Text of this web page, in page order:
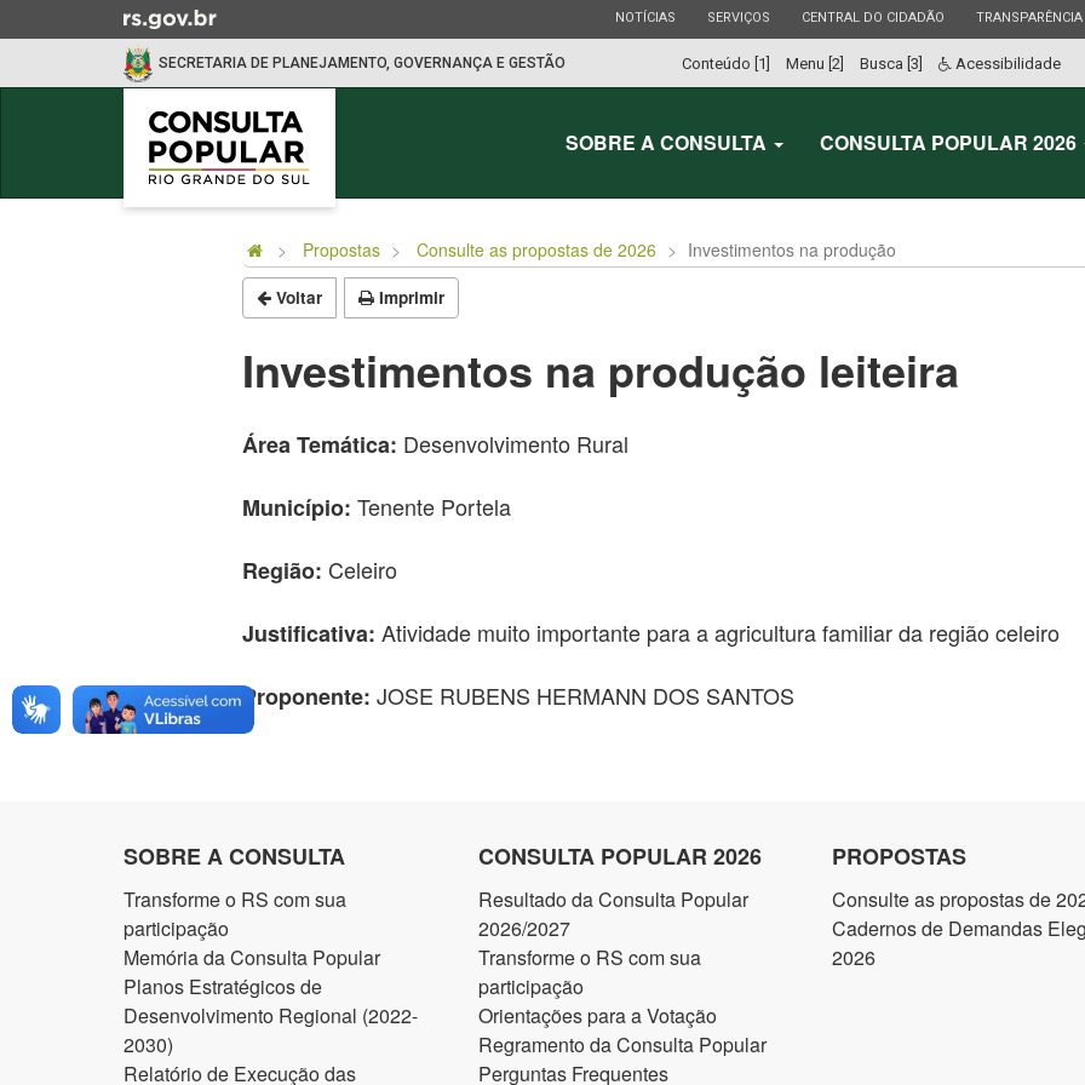
para
ESTADO
NOTÍCIAS ESTADO
SERVIÇOS ESTADO
CENTRAL DO CIDADÃO ESTADO
TRANSPARÊNCIA
SECRETARIA DE PLANEJAMENTO, GOVERNANÇA E GESTÃO Conteúdo [1] Menu [2] Busca [3] Acessibilidade
SOBRE A CONSULTA CONSULTA POPULAR 2026
Propostas Consulte as propostas de 2026 Investimentos na produção
Voltar Imprimir
Investimentos na produção leiteira
Área Temática: Desenvolvimento Rural
Município: Tenente Portela
Região: Celeiro
Justificativa: Atividade muito importante para a agricultura familiar da região celeiro
Proponente: JOSE RUBENS HERMANN DOS SANTOS
SOBRE A CONSULTA
Transforme o RS com sua
participação
Memória da Consulta Popular
Planos Estratégicos de
Desenvolvimento Regional (2022-
2030)
Relatório de Execução das
CONSULTA POPULAR 2026
Resultado da Consulta Popular
2026/2027
Transforme o RS com sua
participação
Orientações para a Votação
Regramento da Consulta Popular
Perguntas Frequentes
PROPOSTAS
Consulte as propostas de
Cadernos de Demandas
2026